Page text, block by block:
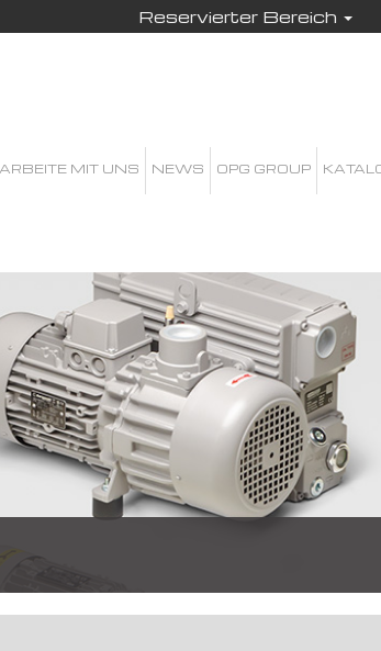
Reservierter Bereich
ARBEITE MIT UNS NEWS OPG GROUP